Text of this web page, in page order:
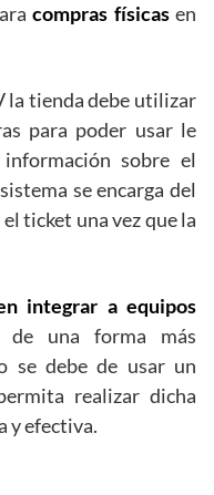
compras físicasen
la tienda debe utilizar
para poder usar le
sobre el
se encarga del
ticket una vez que la
integrar a equipos
de una forma más
se debe de usar un
realizar dicha
y efectiva.